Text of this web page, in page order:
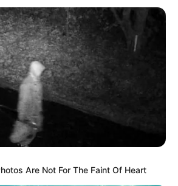
Are Not For The Faint Of Heart